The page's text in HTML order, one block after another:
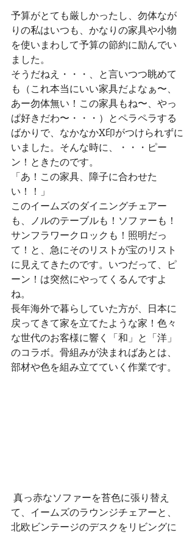
予算がとても厳しかったし、勿体なが
りの私はいつも、かなりの家具や小物
を使いまわして予算の節約に励んでい
ました。
そうだねえ・・・、と言いつつ眺めて
も（これ本当にいい家具だよなぁ〜、
あー勿体無い！この家具もね〜、やっ
ぱ好きだわ〜・・・）とペラペラする
ばかりで、なかなかX印がつけられずに
いました。そんな時に、・・・ピー
ン！ときたのです。
「あ！この家具、障子に合わせた
い！！」
このイームズのダイニングチェアー
も、ノルのテーブルも！ソファーも！
サンフラワークロックも！照明だっ
て！と、急にそのリストが宝のリスト
に見えてきたのです。いつだって、ピ
ーン！は突然にやってくるんですよ
ね。
長年海外で暮らしていた方が、日本に
戻ってきて家を立てたような家！色々
な世代のお客様に響く「和」と「洋」
のコラボ。骨組みが決まればあとは、
部材や色を組み立てていく作業です。
て、イームズのラウンジチェアーと、
北欧ビンテージのデスクをリビングに